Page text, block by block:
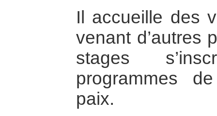
Il accueille des
venant d’autres
stages
programmes
paix.